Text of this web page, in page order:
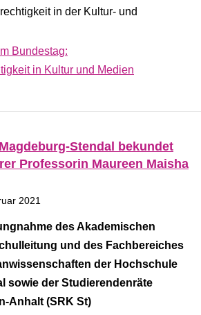
in der Kultur- und
Bundestag:
in Kultur und Medien
Stendal bekundet
Professorin Maureen Maisha
2021
des Akademischen
und des Fachbereiches
der Hochschule
sowie der Studierendenräte
Anhalt (SRK St)